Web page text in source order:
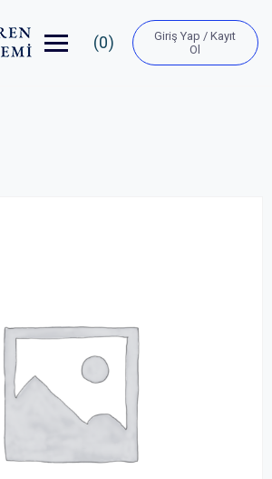
(0)
Giriş Yap / Kayıt
Ol